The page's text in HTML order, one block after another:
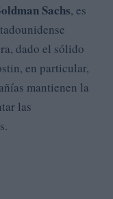
Sachs, es
dado el sólido
en particular,
mantienen la
las